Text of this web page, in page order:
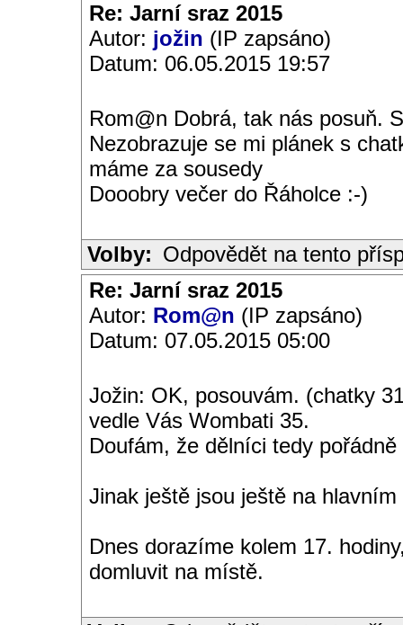
Re: Jarní sraz 2015
Autor: jožin (IP zapsáno)
Datum: 06.05.2015 19:57
Rom@n Dobrá, tak nás posuň.
Nezobrazuje se mi plánek s
máme za sousedy
Dooobry večer do Řáholce :-)
Volby: Odpovědět na tento
Re: Jarní sraz 2015
Autor: Rom@n (IP zapsáno)
Datum: 07.05.2015 05:00
Jožin: OK, posouvám. (chatky
vedle Vás Wombati 35.
Doufám, že dělníci tedy
Jinak ještě jsou ještě na
Dnes dorazíme kolem 17.
domluvit na místě.